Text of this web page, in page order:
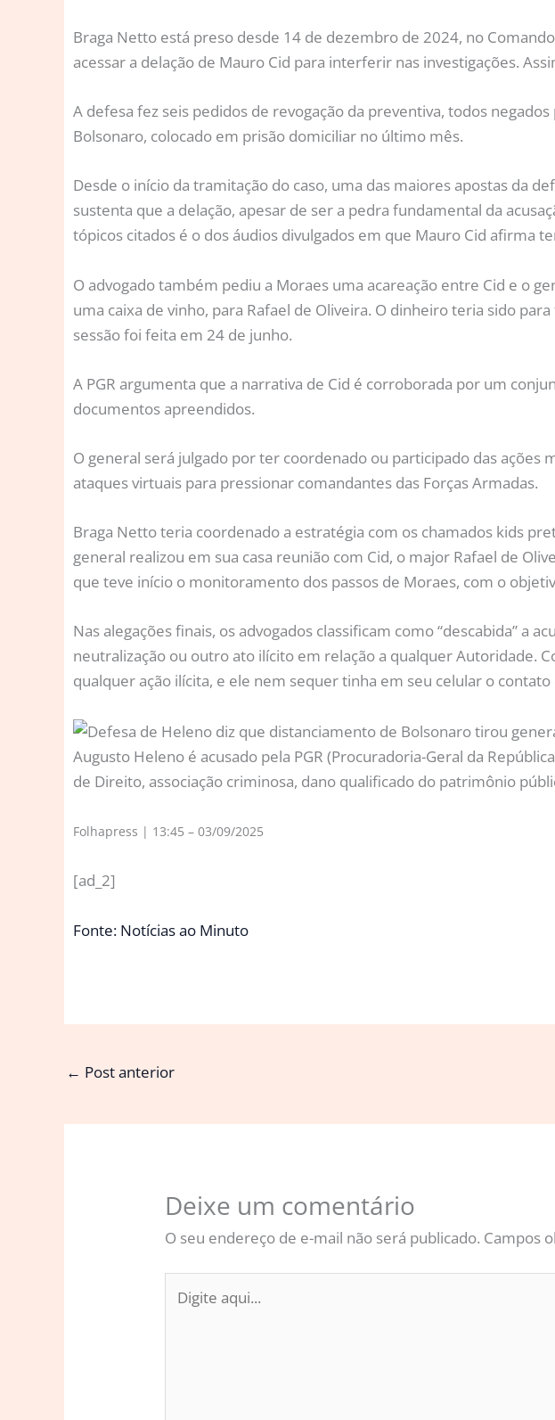
Braga Netto está preso desde 14 de dezembro de 2024, no
acessar a delação de Mauro Cid para interferir nas investigações.
A defesa fez seis pedidos de revogação da preventiva, todos
Bolsonaro, colocado em prisão domiciliar no último mês.
Desde o início da tramitação do caso, uma das maiores apostas da
sustenta que a delação, apesar de ser a pedra fundamental da
tópicos citados é o dos áudios divulgados em que Mauro Cid afirma
O advogado também pediu a Moraes uma acareação entre Cid e o
uma caixa de vinho, para Rafael de Oliveira. O dinheiro teria sido
sessão foi feita em 24 de junho.
A PGR argumenta que a narrativa de Cid é corroborada por um
documentos apreendidos.
O general será julgado por ter coordenado ou participado das ações
ataques virtuais para pressionar comandantes das Forças Armadas.
Braga Netto teria coordenado a estratégia com os chamados kids
general realizou em sua casa reunião com Cid, o major Rafael de
que teve início o monitoramento dos passos de Moraes, com o
Nas alegações finais, os advogados classificam como “descabida” a
neutralização ou outro ato ilícito em relação a qualquer Autoridade.
qualquer ação ilícita, e ele nem sequer tinha em seu celular o
Augusto Heleno é acusado pela PGR (Procuradoria-Geral da
de Direito, associação criminosa, dano qualificado do patrimônio
Folhapress | 13:45 – 03/09/2025
[ad_2]
Fonte: Notícias ao Minuto
← Post anterior
Deixe um comentário
O seu endereço de e-mail não será publicado. Campos
aqui...